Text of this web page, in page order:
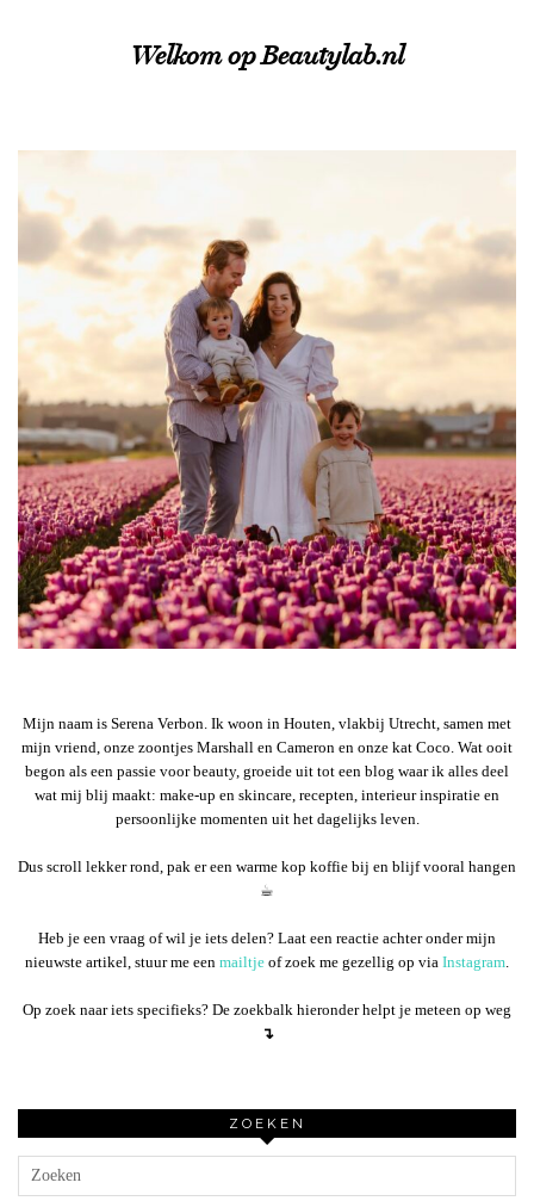
Welkom op Beautylab.nl
Mijn naam is Serena Verbon. Ik woon in Houten, vlakbij Utrecht, samen met
mijn vriend, onze zoontjes Marshall en Cameron en onze kat Coco. Wat ooit
begon als een passie voor beauty, groeide uit tot een blog waar ik alles deel
wat mij blij maakt: make-up en skincare, recepten, interieur inspiratie en
persoonlijke momenten uit het dagelijks leven.
Dus scroll lekker rond, pak er een warme kop koffie bij en blijf vooral hangen
☕︎
Heb je een vraag of wil je iets delen? Laat een reactie achter onder mijn
nieuwste artikel, stuur me een mailtje of zoek me gezellig op via Instagram.
Op zoek naar iets specifieks? De zoekbalk hieronder helpt je meteen op weg
↴
ZOEKEN